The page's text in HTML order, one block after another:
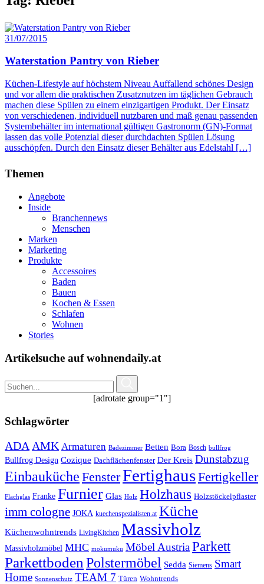
31/07/2015
Waterstation Pantry von Rieber
Küchen-Lifestyle auf höchstem Niveau Auffallend schönes Design
und vor allem die praktischen Zusatznutzen im täglichen Gebrauch
machen diese Spülen zu einem einzigartigen Produkt. Der Einsatz
von verschiedenen, individuell nutzbaren und maß genau passenden
Systembehälter im international gültigen Gastronorm (GN)-Format
lassen das volle Potenzial dieser durchdachten Spülen Lösung
ausschöpfen. Durch den Einsatz dieser Behälter aus Edelstahl […]
Themen
Angebote
Inside
Branchennews
Menschen
Marken
Marketing
Produkte
Accessoires
Baden
Bauen
Kochen & Essen
Schlafen
Wohnen
Stories
Artikelsuche auf wohnendaily.at
[adrotate group="1"]
Schlagwörter
ADA AMK Armaturen Badezimmer Betten Bora Bosch bullfrog
Bullfrog Design Cozique Dachflächenfenster Der Kreis Dunstabzug
Einbauküche FensterFertighausFertigkeller
Flachglas Franke Furnier Glas Holz Holzhaus Holzstöckelpflaster
imm cologne JOKA kuechenspezialisten.at Küche
Küchenwohntrends LivingKitchen Massivholz
Massivholzmöbel MHC mokumuku Möbel AustriaParkett
Parkettboden Polstermöbel Sedda Siemens Smart
Home Sonnenschutz TEAM 7 Türen Wohntrends